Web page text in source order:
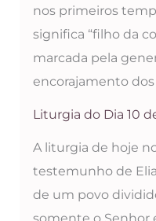
de
nos primeiros
significa “filho da
marcada pela
encorajamento
Liturgia do Dia 10
A liturgia de hoje
testemunho de
de um povo